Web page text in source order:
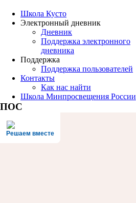
Школа Кусто
Электронный дневник
Дневник
Поддержка электронного
дневника
Поддержка
Поддержка пользователей
Контакты
Как нас найти
Школа Минпросвещения России
ПОС
Решаем вместе